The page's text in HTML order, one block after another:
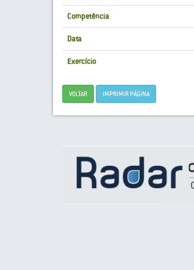
Competência
Data
Exercício
VOLTAR IMPRIMIR PÁGINA